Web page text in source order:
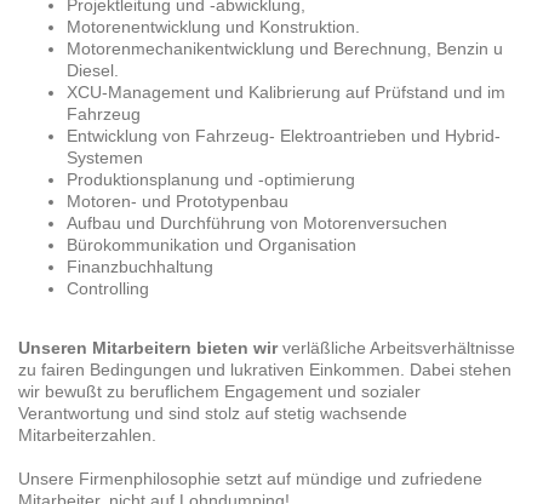
Projektleitung und -abwicklung,
Motorenentwicklung und Konstruktion.
Motorenmechanikentwicklung und Berechnung, Benzin u
Diesel.
XCU-Management und Kalibrierung auf Prüfstand und im
Fahrzeug
Entwicklung von Fahrzeug- Elektroantrieben und Hybrid-
Systemen
Produktionsplanung und -optimierung
Motoren- und Prototypenbau
Aufbau und Durchführung von Motorenversuchen
Bürokommunikation und Organisation
Finanzbuchhaltung
Controlling
Unseren Mitarbeitern bieten wirverläßliche Arbeitsverhältnisse
zu fairen Bedingungen und lukrativen Einkommen. Dabei stehen
wir bewußt zu beruflichem Engagement und sozialer
Verantwortung und sind stolz auf stetig wachsende
Mitarbeiterzahlen.
Unsere Firmenphilosophie setzt auf mündige und zufriedene